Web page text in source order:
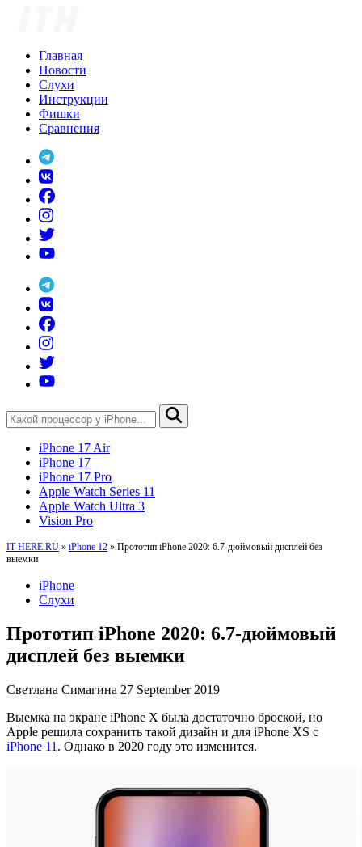
Главная
Новости
Слухи
Инструкции
Фишки
Сравнения
iPhone 17 Air
iPhone 17
iPhone 17 Pro
Apple Watch Series 11
Apple Watch Ultra 3
Vision Pro
IT-HERE.RU » iPhone 12 » Прототип iPhone 2020: 6.7-дюймовый дисплей без
выемки
iPhone
Слухи
Прототип iPhone 2020: 6.7-дюймовый
дисплей без выемки
Светлана Симагина 27 September 2019
Выемка на экране iPhone X была достаточно броской, но
Apple решила сохранить такой дизайн и для iPhone XS с
iPhone 11 . Однако в 2020 году это изменится.